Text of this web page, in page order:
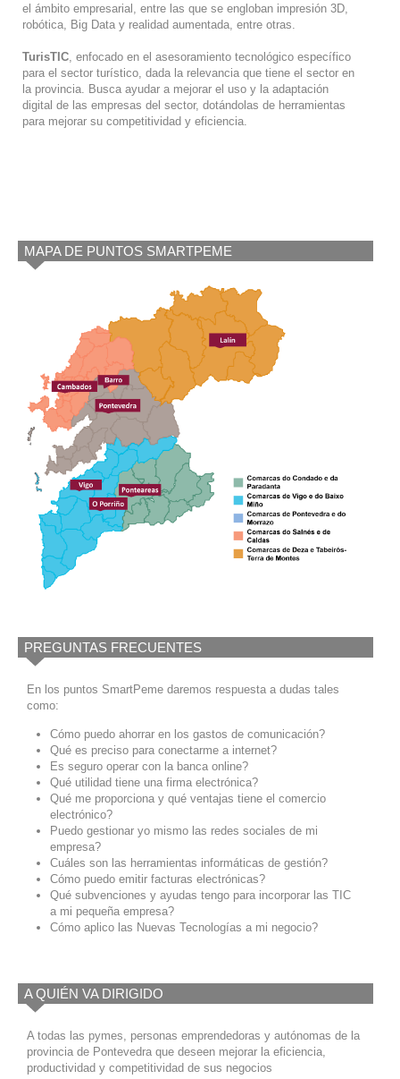
el ámbito empresarial, entre las que se engloban impresión 3D,
robótica, Big Data y realidad aumentada, entre otras.
TurisTIC , enfocado en el asesoramiento tecnológico específico
para el sector turístico, dada la relevancia que tiene el sector en
la provincia. Busca ayudar a mejorar el uso y la adaptación
digital de las empresas del sector, dotándolas de herramientas
para mejorar su competitividad y eficiencia.
MAPA DE PUNTOS SMARTPEME
PREGUNTAS FRECUENTES
En los puntos SmartPeme daremos respuesta a dudas tales
como:
Cómo puedo ahorrar en los gastos de comunicación?
Qué es preciso para conectarme a internet?
Es seguro operar con la banca online?
Qué utilidad tiene una firma electrónica?
Qué me proporciona y qué ventajas tiene el comercio
electrónico?
Puedo gestionar yo mismo las redes sociales de mi
empresa?
Cuáles son las herramientas informáticas de gestión?
Cómo puedo emitir facturas electrónicas?
Qué subvenciones y ayudas tengo para incorporar las TIC
a mi pequeña empresa?
Cómo aplico las Nuevas Tecnologías a mi negocio?
A QUIÉN VA DIRIGIDO
A todas las pymes, personas emprendedoras y autónomas de la
provincia de Pontevedra que deseen mejorar la eficiencia,
productividad y competitividad de sus negocios